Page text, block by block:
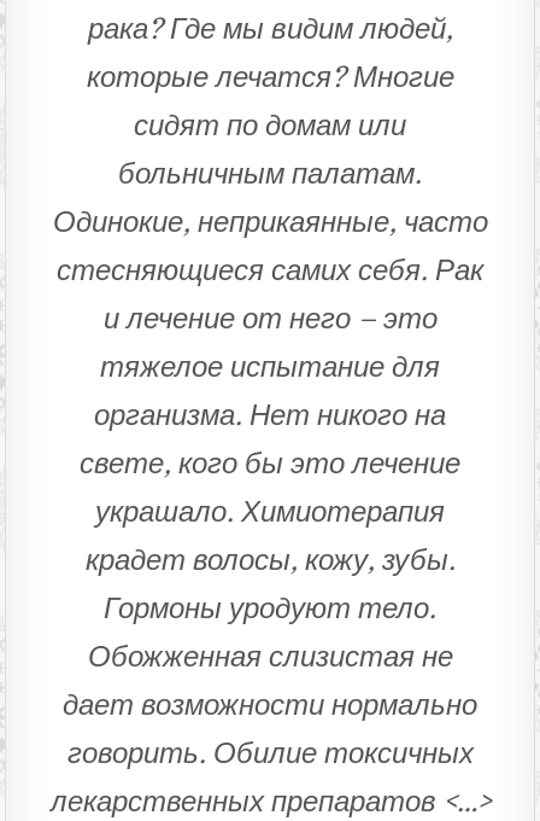
рака? Где мы видим людей,
которые лечатся? Многие
сидят по домам или
больничным палатам.
Одинокие, неприкаянные, часто
стесняющиеся самих себя. Рак
и лечение от него – это
тяжелое испытание для
организма. Нет никого на
свете, кого бы это лечение
украшало. Химиотерапия
крадет волосы, кожу, зубы.
Гормоны уродуют тело.
Обожженная слизистая не
дает возможности нормально
говорить. Обилие токсичных
лекарственных препаратов <…>